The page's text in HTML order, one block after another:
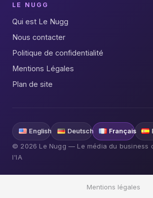
LE NUGG
Qui est Le Nugg
Nous contacter
Politique de confidentialité
Mentions Légales
Plan de site
English Deutsch Français
© 2026 Le Nugg — Le média du business
l'IA
Mentions légales